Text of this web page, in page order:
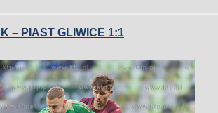
– PIAST GLIWICE 1:1